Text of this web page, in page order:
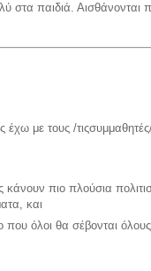
στα παιδιά. Αισθάνονται
έχω με τους /τιςσυμμαθητές/
κάνουν πιο πλούσια
και
όλοι θα σέβονται όλους